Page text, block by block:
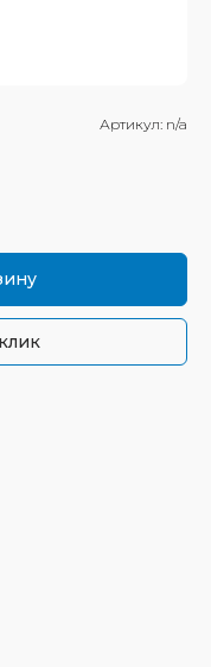
Артикул: n/a